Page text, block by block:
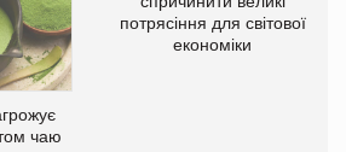
чаю
потрясіння для світової
економіки